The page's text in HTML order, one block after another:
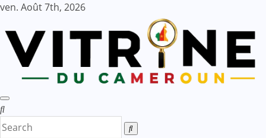
Skip
content
ven. Août 7th, 2026